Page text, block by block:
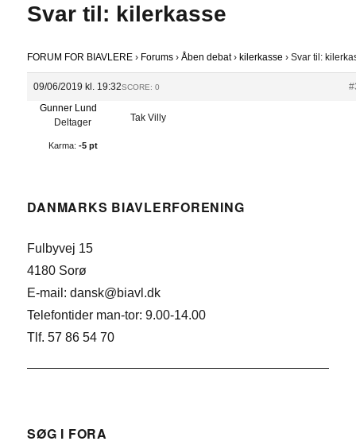
Svar til: kilerkasse
FORUM FOR BIAVLERE › Forums › Åben debat › kilerkasse › Svar til:
09/06/2019 kl. 19:32SCORE: 0
Gunner Lund
Deltager
Karma: -5 pt
Tak Villy
DANMARKS BIAVLERFORENING
Fulbyvej 15
4180 Sorø
E-mail: dansk@biavl.dk
Telefontider man-tor: 9.00-14.00
Tlf. 57 86 54 70
SØG I FORA